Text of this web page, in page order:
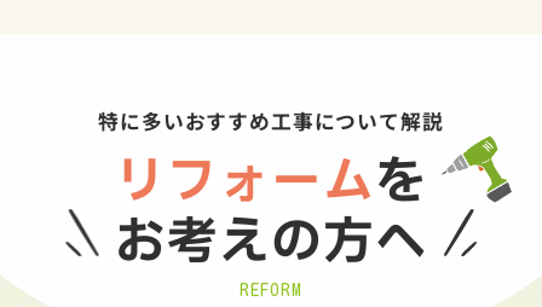
特に多いおすすめ工事について解説
リフォームを
お考えの方へ
REFORM